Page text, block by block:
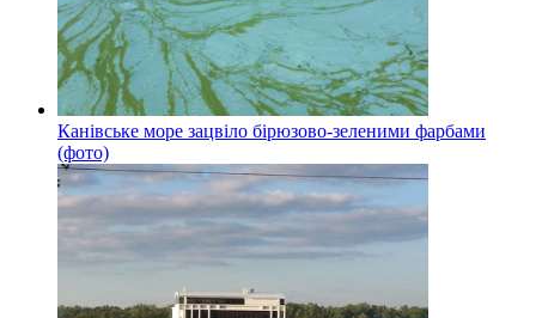
Канівське море зацвіло бірюзово-зеленими фарбами
(фото)